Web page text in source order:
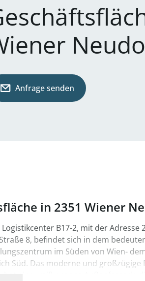
Anfrage senden
in 2351 Wiener
B17-2, mit der Adresse
8, befindet sich in dem
im Süden von Wien-
Süd. Das moderne und großzügige